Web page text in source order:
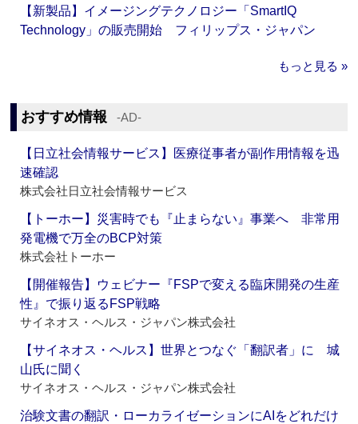
【新製品】イメージングテクノロジー「SmartIQ
Technology」の販売開始 フィリップス・ジャパン
もっと見る »
おすすめ情報 ‐AD‐
【日立社会情報サービス】医療従事者が副作用情報を迅
速確認
株式会社日立社会情報サービス
【トーホー】災害時でも『止まらない』事業へ 非常用
発電機で万全のBCP対策
株式会社トーホー
【開催報告】ウェビナー『FSPで変える臨床開発の生産
性』で振り返るFSP戦略
サイネオス・ヘルス・ジャパン株式会社
【サイネオス・ヘルス】世界とつなぐ「翻訳者」に 城
山氏に聞く
サイネオス・ヘルス・ジャパン株式会社
治験文書の翻訳・ローカライゼーションにAIをどれだけ